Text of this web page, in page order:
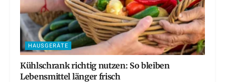
HAUSGERÄTE
Kühlschrank richtig nutzen: So bleiben
Lebensmittel länger frisch